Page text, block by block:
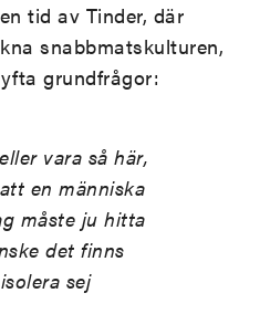
tid av Tinder, där
snabbmatskulturen,
grundfrågor:
vara så här,
en människa
måste ju hitta
det finns
sej